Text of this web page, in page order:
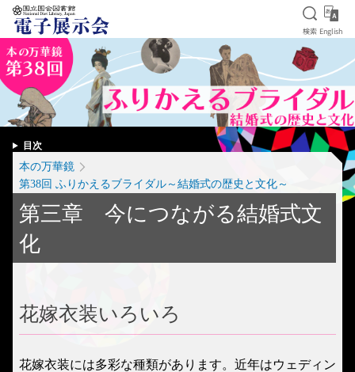
本文へ移動
検索を
検索 English
目次
本の万華鏡
第38回 ふりかえるブライダル～結婚式の歴史と文化～
第三章 今につながる結婚式文
化
花嫁衣装いろいろ
花嫁衣装には多彩な種類があります。近年はウェディン